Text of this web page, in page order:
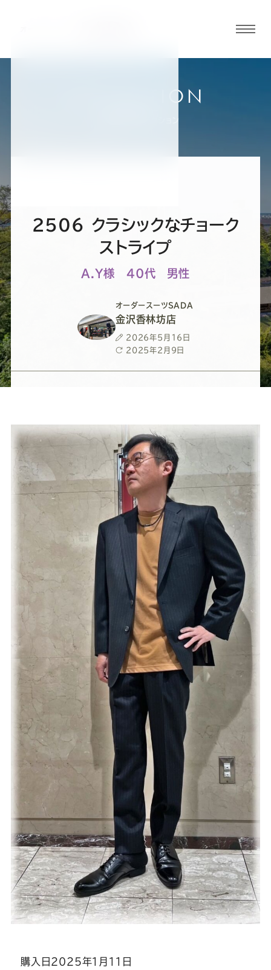
ツ
の
公
Youtube
ー
ー
ツ
の
公
Facebook
ダ
ー
ス
ー
ツ
の
公
式
Twitter
ダ
ー
ス
ー
ツ
の
公
式
Instagram
ダ
ー
ス
ー
ツ
の
公
式
LINE
COLLECTION
2506 クラシックなチョーク
ストライプ
A.Y様 ４0代 男性
オーダースーツSADA
金沢香林坊店
投
稿
2026年5月16日
最
2025年2月9日
購入日202５年１月１１日